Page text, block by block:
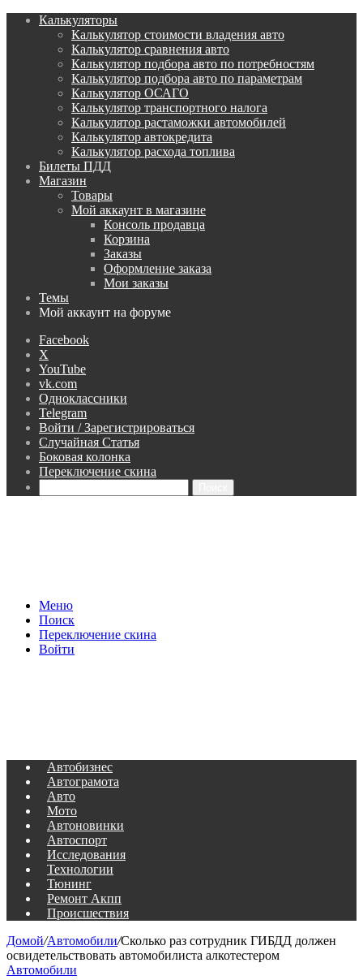
Калькуляторы
Калькулятор стоимости владения авто
Калькулятор сравнения авто
Калькулятор подбора авто по потребностям
Калькулятор подбора авто по параметрам
Калькулятор ОСАГО
Калькулятор транспортного налога
Калькулятор растаможки автомобилей
Калькулятор автокредита
Калькулятор расхода топлива
Билеты ПДД
Магазин
Товары
Мой аккаунт в магазине
Консоль продавца
Корзина
Заказы
Оформление заказа
Мои заказы
Темы
Мой аккаунт на форуме
Facebook
X
YouTube
vk.com
Одноклассники
Telegram
Войти / Зарегистрироваться
Случайная Статья
Боковая колонка
Переключение скина
Меню
Поиск
Переключение скина
Войти
Автобизнес
Автограмота
Авто
Мото
Автоновинки
Автоспорт
Исследования
Технологии
Тюнинг
Ремонт Акпп
Происшествия
Домой/Автомобили/Сколько раз сотрудник ГИБДД должен
освидетельствовать автомобилиста алкотестером
Автомобили